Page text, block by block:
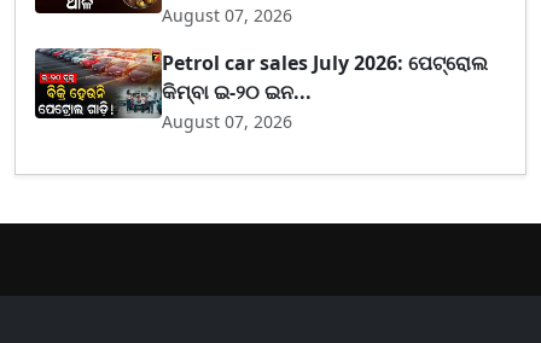
August 07, 2026
Petrol car sales July 2026: ପେଟ୍ରୋଲ
କିମ୍ବା ଇ-୨୦ ଇନ...
August 07, 2026